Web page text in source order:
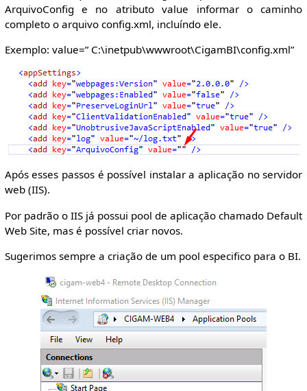
ArquivoConfig e no atributo value informar o caminho
completo o arquivo config.xml, incluíndo ele.
Exemplo: value=” C:\inetpub\wwwroot\CigamBI\config.xml”
Após esses passos é possível instalar a aplicação no servidor
web (IIS).
Por padrão o IIS já possui pool de aplicação chamado Default
Web Site, mas é possível criar novos.
Sugerimos sempre a criação de um pool especifico para o BI.